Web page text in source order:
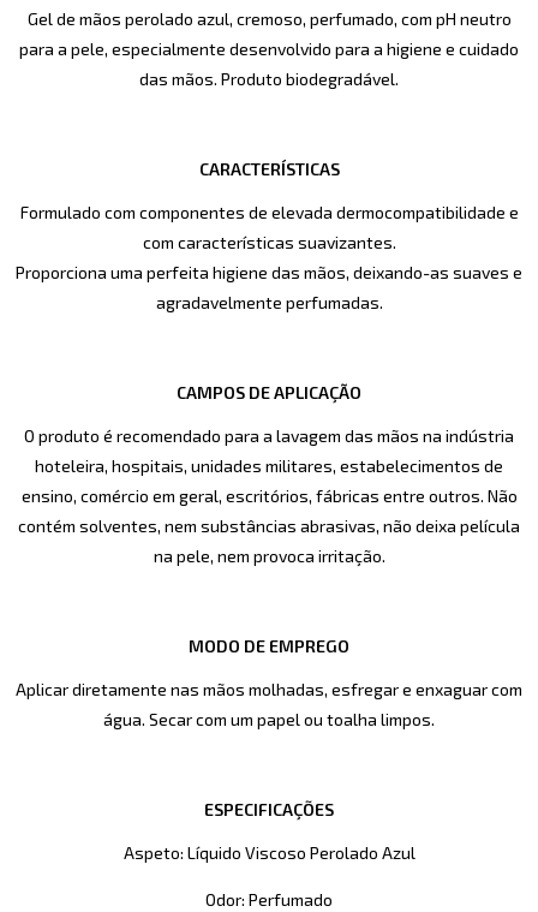
Gel de mãos perolado azul, cremoso, perfumado, com pH neutro
para a pele, especialmente desenvolvido para a higiene e cuidado
das mãos. Produto biodegradável.
CARACTERÍSTICAS
Formulado com componentes de elevada dermocompatibilidade e
com características suavizantes.
Proporciona uma perfeita higiene das mãos, deixando-as suaves e
agradavelmente perfumadas.
CAMPOS DE APLICAÇÃO
O produto é recomendado para a lavagem das mãos na indústria
hoteleira, hospitais, unidades militares, estabelecimentos de
ensino, comércio em geral, escritórios, fábricas entre outros. Não
contém solventes, nem substâncias abrasivas, não deixa película
na pele, nem provoca irritação.
MODO DE EMPREGO
Aplicar diretamente nas mãos molhadas, esfregar e enxaguar com
água. Secar com um papel ou toalha limpos.
ESPECIFICAÇÕES
Aspeto: Líquido Viscoso Perolado Azul
Odor: Perfumado